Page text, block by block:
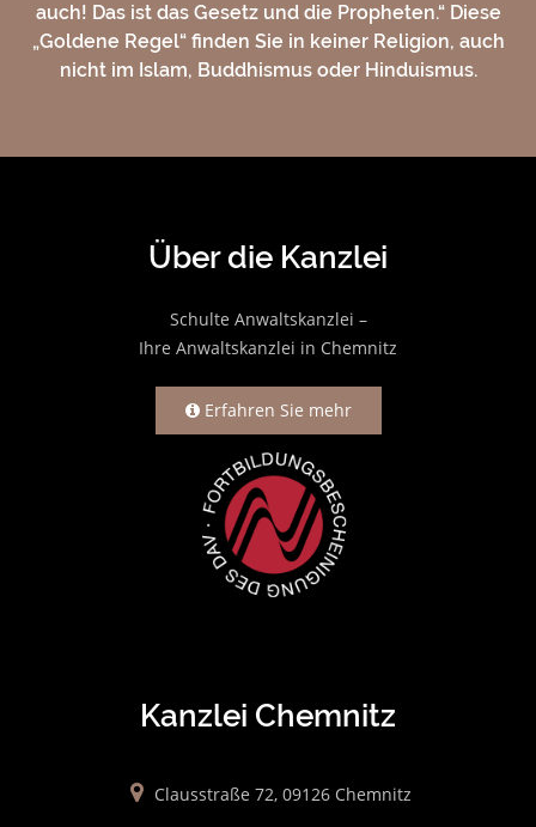
auch! Das ist das Gesetz und die Propheten.“ Diese
„Goldene Regel“ finden Sie in keiner Religion, auch
nicht im Islam, Buddhismus oder Hinduismus.
Über die Kanzlei
Schulte Anwaltskanzlei –
Ihre Anwaltskanzlei in Chemnitz
Erfahren Sie mehr
Kanzlei Chemnitz
Clausstraße 72, 09126 Chemnitz